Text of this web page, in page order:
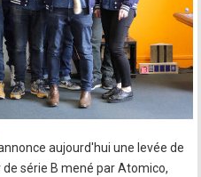
aujourd'hui une levée de
série B mené par Atomico,